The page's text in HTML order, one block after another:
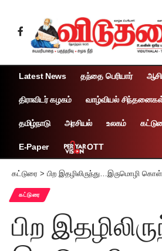
Latest News தந்தை பெரியார்
திராவிடர் கழகம் வாழ்வியல்
தமிழ்நாடு அரசியல் உலகம்
E-Paper OTT
கட்டுரை > பிற இதழிலிருந்து…இருமொழி
கட்டுரை
பிற